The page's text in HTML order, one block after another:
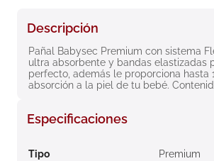
Descripción
Pañal Babysec Premium con sistema
ultra absorbente y bandas elastizadas
perfecto, además le proporciona hasta
absorción a la piel de tu bebé.
Especificaciones
Tipo Premium
8. roche posay
9. nivea
10.pañales